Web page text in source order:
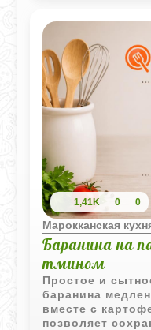
1,41K 0 0
Марокканская
Баранина на
тмином
Простое и
баранина
вместе с
позволяет